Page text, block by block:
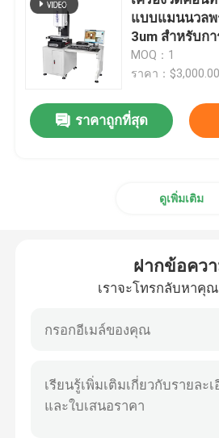
เครื่องวัดพิกัด 2 มิติ
OMM เครื่องวัดแสง
ระบบการวัดขนาดภาพ
แบบแมนนวล
3um สำหรับก
MOQ：1
ราคา：
ราคาถูกที่สุด
ดูเพิ่มเติม
ฝากข้อคว
เราจะโทรกลับหาคุณ